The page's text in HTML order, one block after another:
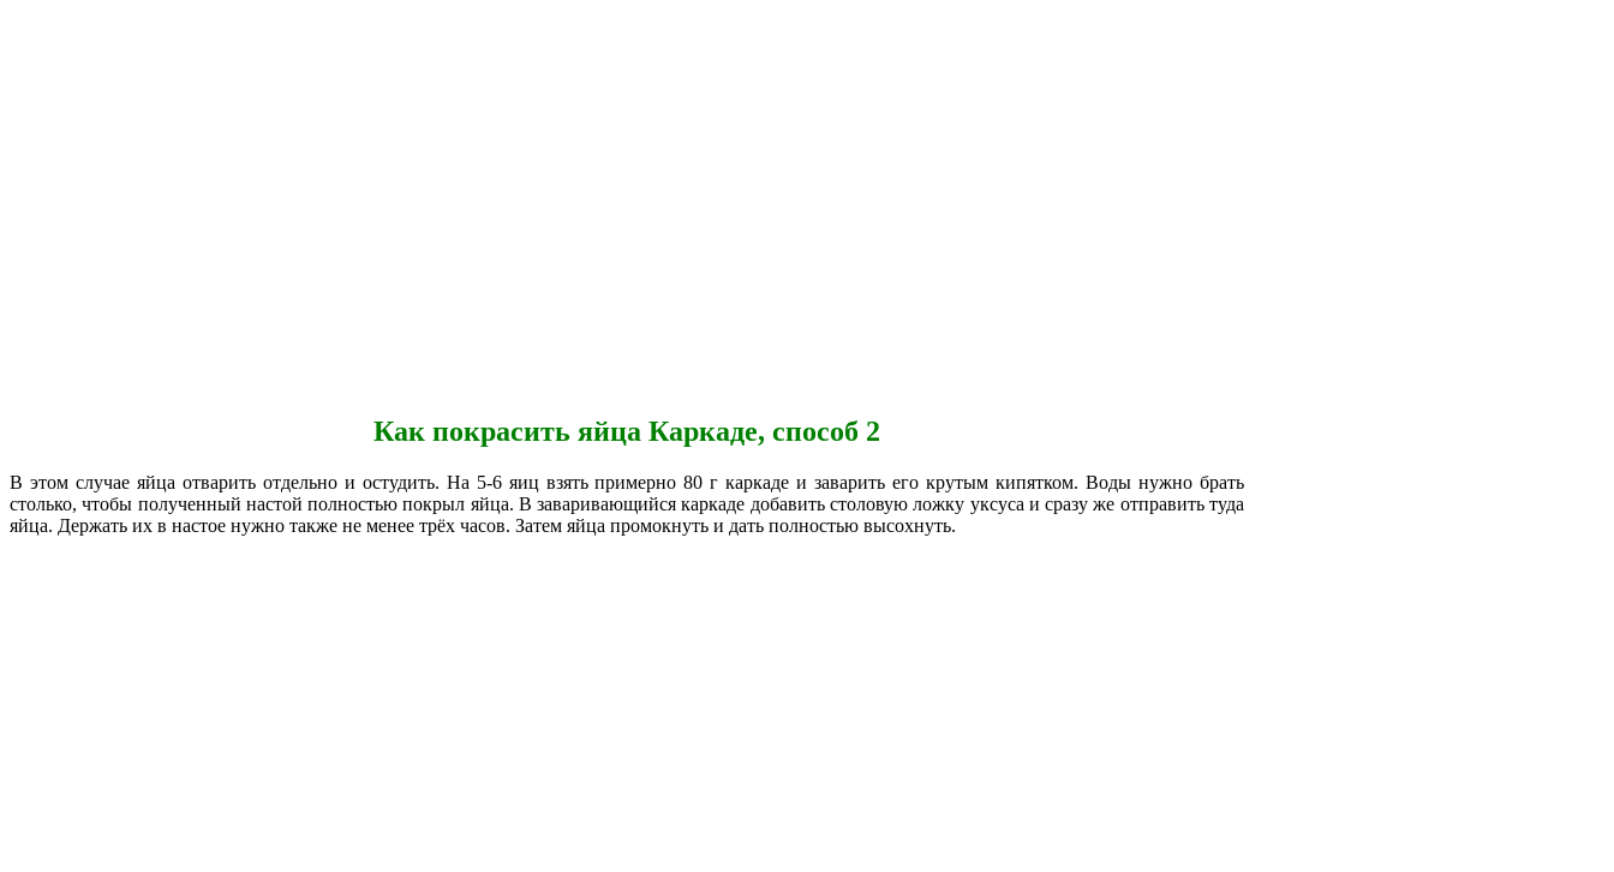
Как покрасить яйца Каркаде, способ 2
В этом случае яйца отварить отдельно и остудить. На 5-6 яиц взять примерно 80 г каркаде и заварить его крутым кипятком. Воды нужно брать
столько, чтобы полученный настой полностью покрыл яйца. В заваривающийся каркаде добавить столовую ложку уксуса и сразу же отправить туда
яйца. Держать их в настое нужно также не менее трёх часов. Затем яйца промокнуть и дать полностью высохнуть.